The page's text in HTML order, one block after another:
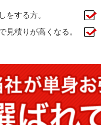
をする方。
見積りが高くなる。